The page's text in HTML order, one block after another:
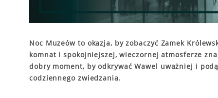
Noc Muzeów to okazja, by zobaczyć Zamek
komnat i spokojniejszej, wieczornej atmosferze
dobry moment, by odkrywać Wawel uważniej i
codziennego zwiedzania.